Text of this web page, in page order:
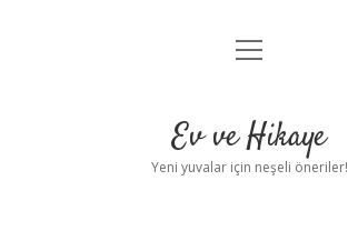
Anasayfa
Yasal Uyarı
menüyü
Ev ve Hikaye
Yeni yuvalar için neşeli öneriler!